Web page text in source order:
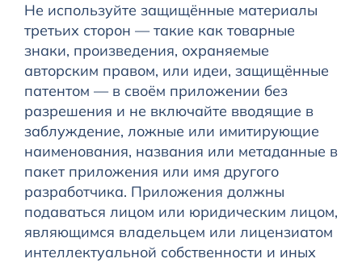
Не используйте защищённые материалы
третьих сторон — такие как товарные
знаки, произведения, охраняемые
авторским правом, или идеи, защищённые
патентом — в своём приложении без
разрешения и не включайте вводящие в
заблуждение, ложные или имитирующие
наименования, названия или метаданные в
пакет приложения или имя другого
разработчика. Приложения должны
подаваться лицом или юридическим лицом,
являющимся владельцем или лицензиатом
интеллектуальной собственности и иных